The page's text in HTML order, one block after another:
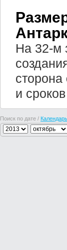
На 32-м
сторона
и
Поиск по дате /